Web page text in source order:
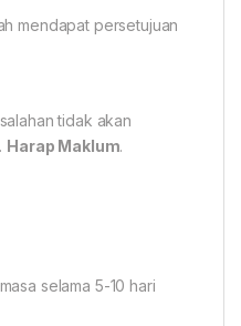
mendapat persetujuan
tidak akan
Harap Maklum.
selama 5-10 hari